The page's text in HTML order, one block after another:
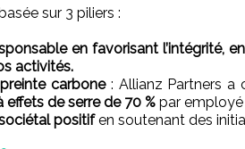
sur 3 piliers :
en favorisant l’intégrité,
activités.
carbone: Allianz Partners
de serre de 70 % par employé
positifen soutenant des